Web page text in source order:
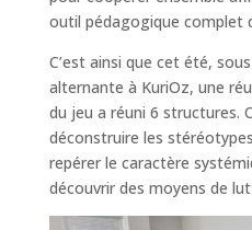
outil pédagogique complet
C’est ainsi que cet été,
alternante à KuriOz, une
du jeu a réuni 6 structures.
déconstruire les
repérer le caractère
découvrir des moyens de